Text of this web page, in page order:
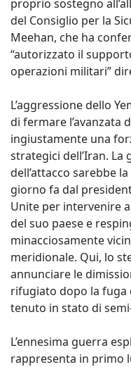
proprio sostegno
del Consiglio per la
Meehan, che ha
“autorizzato il
operazioni militari”
L’aggressione dello
di fermare l’avanzata
ingiustamente una
strategici dell’Iran.
dell’attacco sarebbe
giorno fa dal
Unite per intervenire
del suo paese e
minacciosamente
meridionale. Qui, lo
annunciare le
rifugiato dopo la fuga
tenuto in stato di
L’ennesima guerra
rappresenta in primo